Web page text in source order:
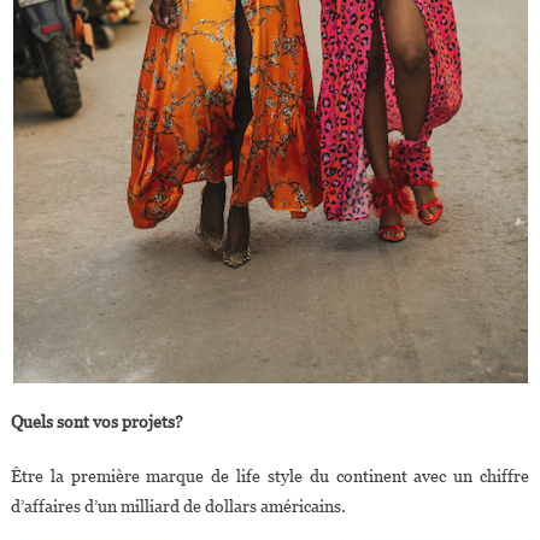
Quels sont vos projets?
Être la première marque de life style du continent avec un chiffre
d’affaires d’un milliard de dollars américains.